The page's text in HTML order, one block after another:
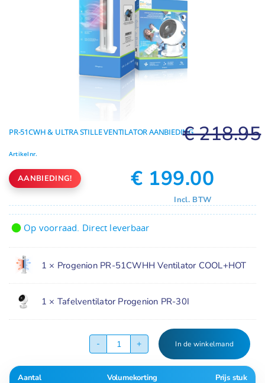
PR-51CWH & ULTRA STILLE VENTILATOR AANBIEDING
Artikelnr.
€218.95
Oorspronkelijke
prijs
was:
€
218.95.
€ 199.00
Huidige
prijs
is:
€
199.00.
Incl. BTW
Op voorraad. Direct leverbaar
1 × Progenion PR-51CWHH Ventilator COOL+HOT
1 × Tafelventilator Progenion PR-30I
PR-
51CWH
&
In de winkelmand
Aantal Volumekorting Prijs stuk